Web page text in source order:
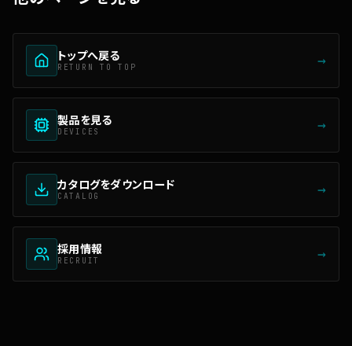
トップへ戻る
RETURN TO TOP →
製品を見る
DEVICES →
カタログをダウンロード
CATALOG →
採用情報
RECRUIT →